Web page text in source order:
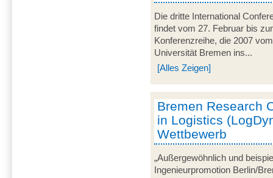
Die dritte International
findet vom 27. Februar bis
Konferenzreihe, die 2007
Universität Bremen ins...
[Alles Zeigen]
Bremen Research
in Logistics
Wettbewerb
„Außergewöhnlich und
Ingenieurpromotion Berlin/